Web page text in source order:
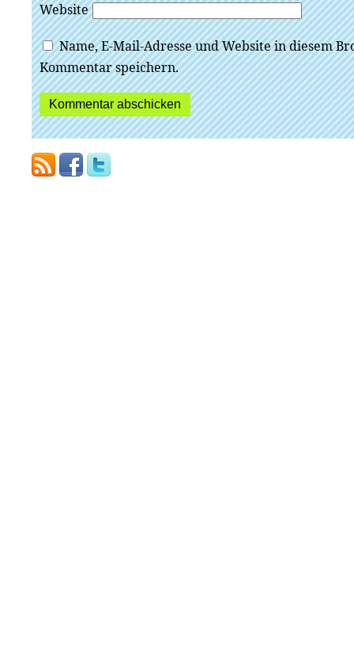
Website
Name, E-Mail-Adresse und Website in diesem
Kommentar speichern.